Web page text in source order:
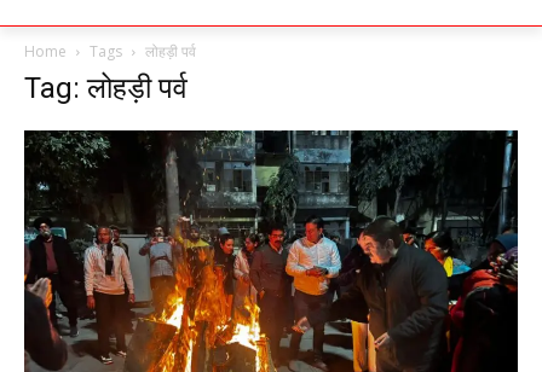
Home Tags लोहड़ी पर्व
Tag: लोहड़ी पर्व